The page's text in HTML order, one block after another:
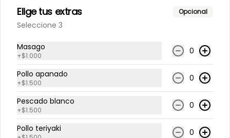
-20
$10.900$13.625
-20%
Pescado a elección + camarones y
masago (Pequeñas huevas de pez
capelán) aderezado con salsa
Elige tus extras Opcional
Seleccione 3
Masago
+$1.000 0
Pollo apanado
+$1.500 0
Pescado blanco
+$1.500 0
Pollo teriyaki 0